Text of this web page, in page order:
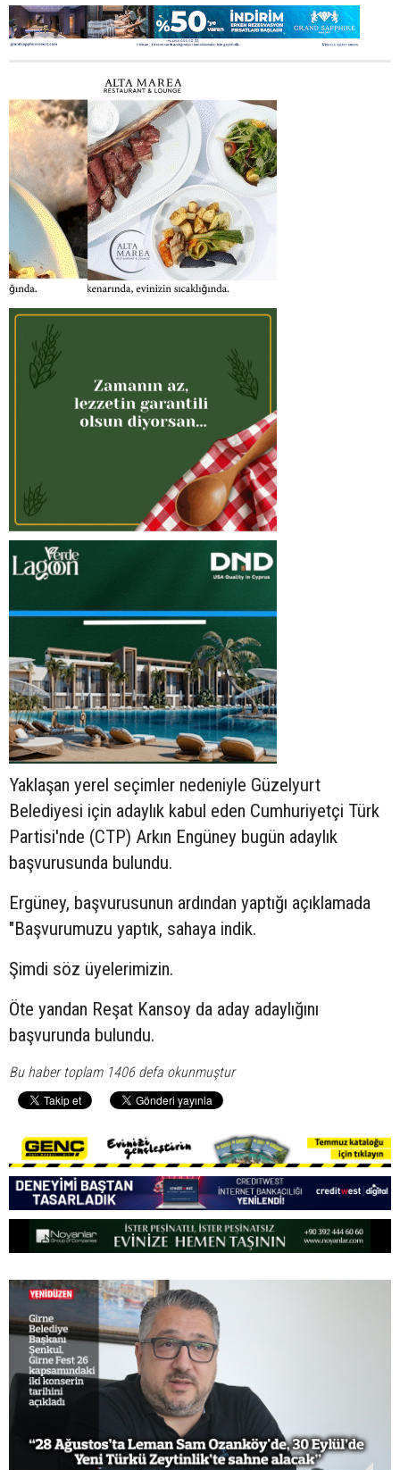
Yaklaşan yerel seçimler nedeniyle Güzelyurt
Belediyesi için adaylık kabul eden Cumhuriyetçi Türk
Partisi'nde (CTP) Arkın Engüney bugün adaylık
başvurusunda bulundu.
Ergüney, başvurusunun ardından yaptığı açıklamada
"Başvurumuzu yaptık, sahaya indik.
Şimdi söz üyelerimizin.
Öte yandan Reşat Kansoy da aday adaylığını
başvurunda bulundu.
Bu haber toplam 1406 defa okunmuştur